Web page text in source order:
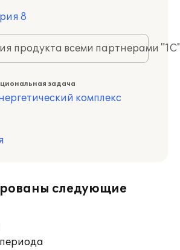
8
продукта всеми партнерами
задача
комплекс
следующие